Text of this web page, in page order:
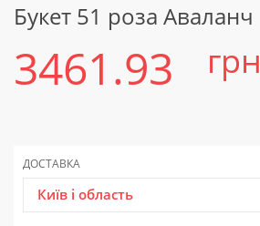
Букет 51 роза Аваланч
3461.93 грн
ДОСТАВКА
Київ і область